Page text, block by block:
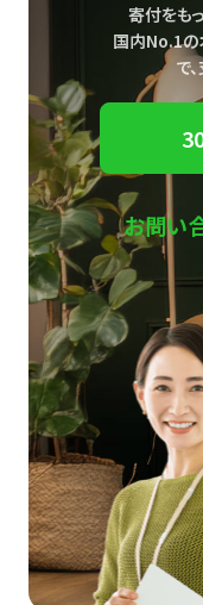
寄付をも
国内No.1の
で、
お問い